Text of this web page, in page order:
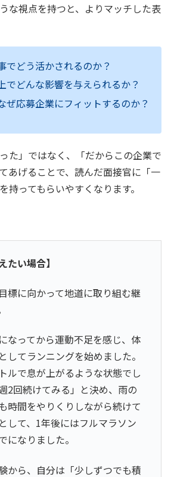
な視点を持つと、よりマッチした表
でどう活かされるのか？
でどんな影響を与えられるか？
ぜ応募企業にフィットするのか？
た」ではなく、「だからこの企業で
あげることで、読んだ面接官に「一
持ってもらいやすくなります。
たい場合】
標に向かって地道に取り組む継
なってから運動不足を感じ、体
してランニングを始めました。
ルで息が上がるような状態でし
2回続けてみる」と決め、雨の
時間をやりくりしながら続けて
して、1年後にはフルマラソン
になりました。
から、自分は「少しずつでも積